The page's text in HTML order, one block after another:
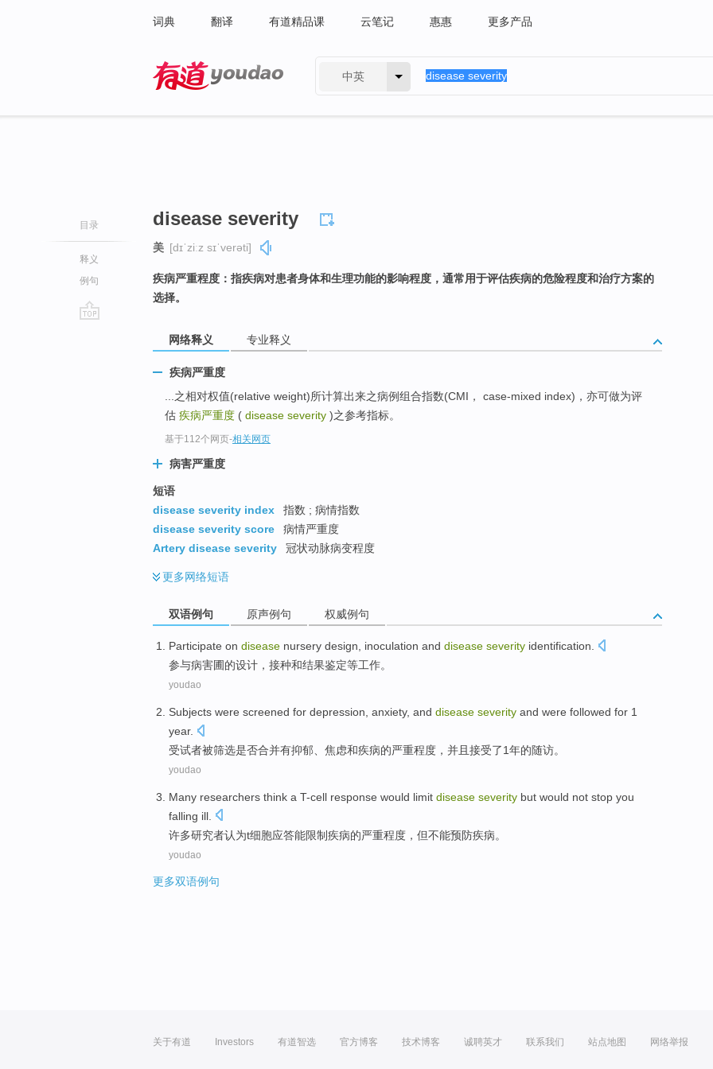
词典 翻译 有道精品课 云笔记 惠惠 更多产品
中英
目录
释义
例句
disease severity
美 [dɪˈziːz sɪˈverəti]
疾病严重程度：指疾病对患者身体和生理功能的影响程度，通常用于评估疾病的危险程度和治疗方案的
选择。
网络释义 专业释义
疾病严重度
...之相对权值(relative weight)所计算出来之病例组合指数(CMI， case-mixed index)，亦可做为评
估 疾病严重度 ( disease severity )之参考指标。
基于112个网页-相关网页
病害严重度
短语
disease severity index
指数 ; 病情指数
disease severity score
病情严重度
Artery disease severity
冠状动脉病变程度
更多网络短语
双语例句 原声例句 权威例句
Participate on disease nursery design inoculation and disease severity identification
参与病害圃的设计 ， 接种和结果鉴定等工作。
youdao
Subjects were screened for depression anxiety, and disease severity and were followed for 1
year.
受试者被筛选是否合并有抑郁 焦虑和疾病的严重程度 ， 并且 接受了1年的随访。
youdao
Many researchers think a T-cell response would limit disease severity but would not stop you
falling ill.
许多研究者认为t细胞应答能限制疾病的严重程度 ， 但不能预防疾病。
youdao
更多双语例句
关于有道 Investors 有道智选 官方博客 技术博客 诚聘英才 联系我们 站点地图 网络举报